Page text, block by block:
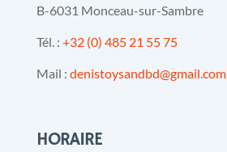
B-6031 Monceau-sur-Sambre
Tél. : +32 (0) 485 21 55 75
Mail : denistoysandbd@gmail.com
HORAIRE